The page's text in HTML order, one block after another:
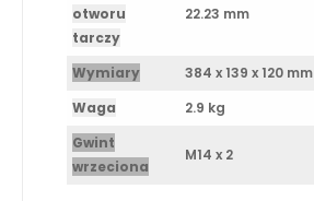
otworu
tarczy
22.23 mm
Wymiary
384 x 139 x 120 mm
Waga
2.9 kg
Gwint
wrzeciona
M14 x 2